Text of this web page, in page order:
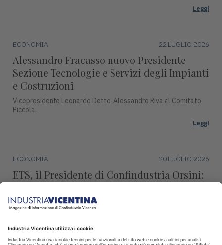
Leggi
ECONOMIA 22 LUGLIO 2026
Alessandro Fracasso nuovo Presidente
Sezione Tecnologie e Servizi degli Impianti
e Costruzioni
Vicepresidente Leonardo Detto; Alessandro Riva al Comitato
Piccola.
Leggi
ECONOMIA 20 LUGLIO 2026
ETS, il Presidente di Confindustria Orsini:
europea"
l’occupazione e la sovranità europea.
Leggi